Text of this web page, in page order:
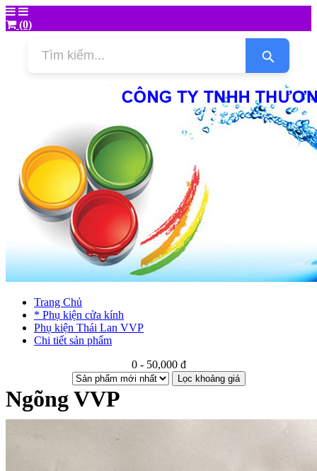
(0)
Trang Chủ
* Phụ kiện cửa kính
Phụ kiện Thái Lan VVP
Chi tiết sản phẩm
0 - 50,000 đ
Lọc khoảng giá
Ngõng VVP